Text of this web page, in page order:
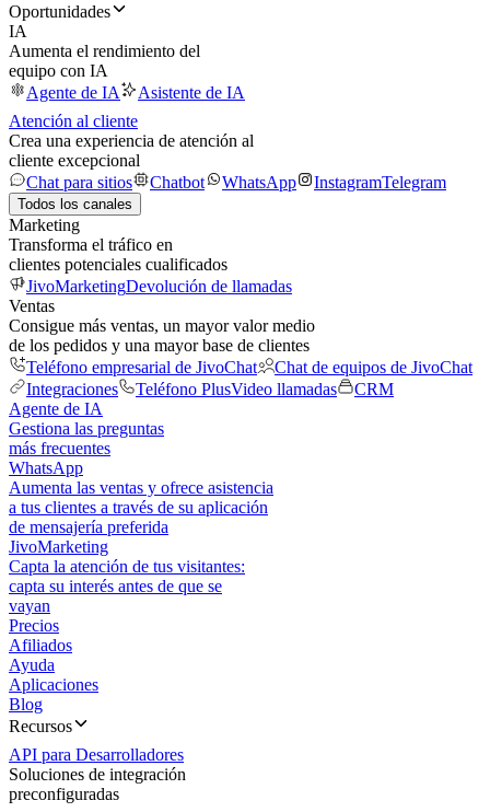
Oportunidades
IA
Aumenta el rendimiento del
equipo con IA
Agente de IA
Asistente de IA
Atención al cliente
Crea una experiencia de atención al
cliente excepcional
Chat para sitios
Chatbot WhatsApp InstagramTelegram
Todos los canales
Marketing
Transforma el tráfico en
clientes potenciales cualificados
JivoMarketingDevolución de llamadas
Ventas
Consigue más ventas, un mayor valor medio
de los pedidos y una mayor base de clientes
Teléfono empresarial de JivoChat
Chat de equipos de JivoChat
Integraciones
Teléfono PlusVideo llamadas
CRM
Agente de IA
Gestiona las preguntas
más frecuentes
WhatsApp
Aumenta las ventas y ofrece asistencia
a tus clientes a través de su aplicación
de mensajería preferida
JivoMarketing
Capta la atención de tus visitantes:
capta su interés antes de que se
vayan
Precios
Afiliados
Ayuda
Aplicaciones
Blog
Recursos
API para Desarrolladores
Soluciones de integración
preconfiguradas